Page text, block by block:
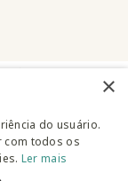
×
do usuário.
com todos os
Ler mais